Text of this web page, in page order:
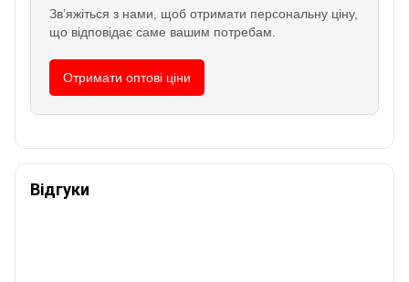
Зв’яжіться з нами, щоб отримати персональну ціну,
що відповідає саме вашим потребам.
Отримати оптові ціни
Відгуки